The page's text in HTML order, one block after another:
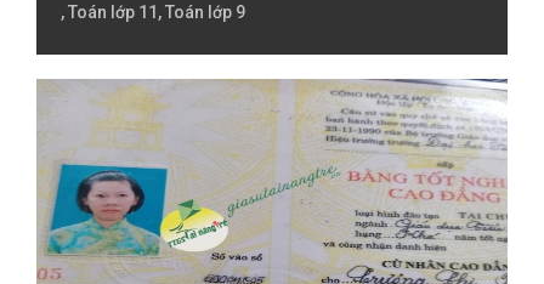
, Toán lớp 11, Toán lớp 9